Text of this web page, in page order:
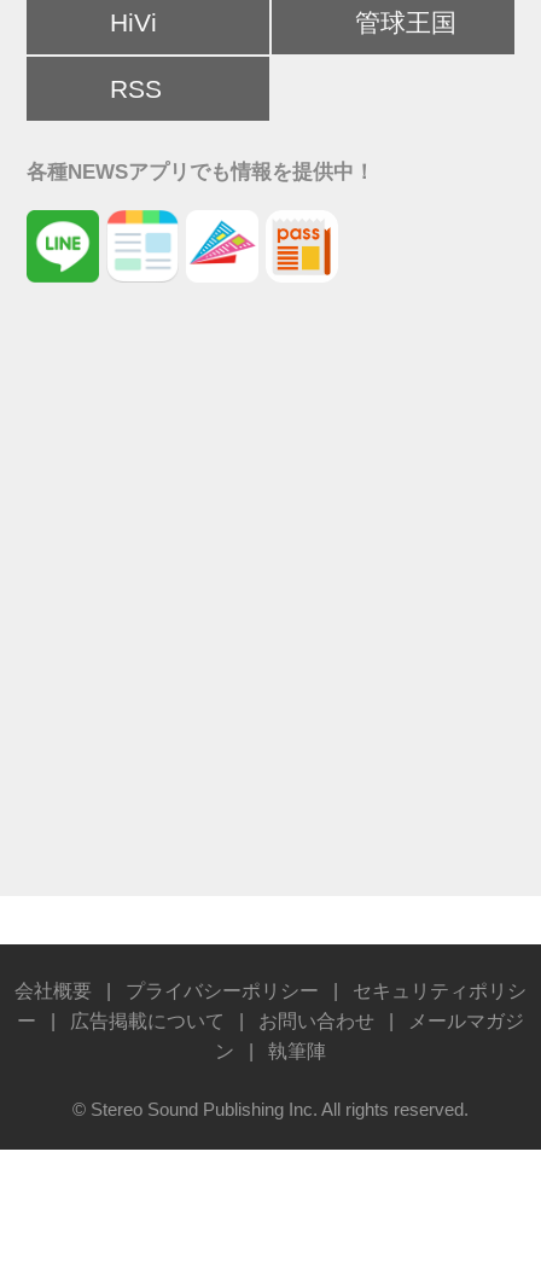
HiVi 管球王国
RSS
各種NEWSアプリでも情報を提供中！
会社概要 プライバシーポリシー
セキュリティポリシ
ー
広告掲載について お問い合わせ
メールマガジ
ン
執筆陣
© Stereo Sound Publishing Inc. All rights reserved.